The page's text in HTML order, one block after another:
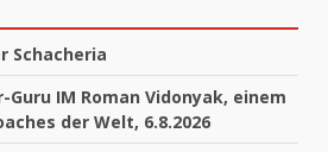
Schacheria
IM Roman Vidonyak, einem
der Welt, 6.8.2026